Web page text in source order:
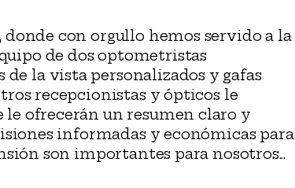
con orgullo hemos servido a la
de dos optometristas
la vista personalizados y gafas
recepcionistas y ópticos le
le ofrecerán un resumen claro y
informadas y económicas para
son importantes para nosotros...